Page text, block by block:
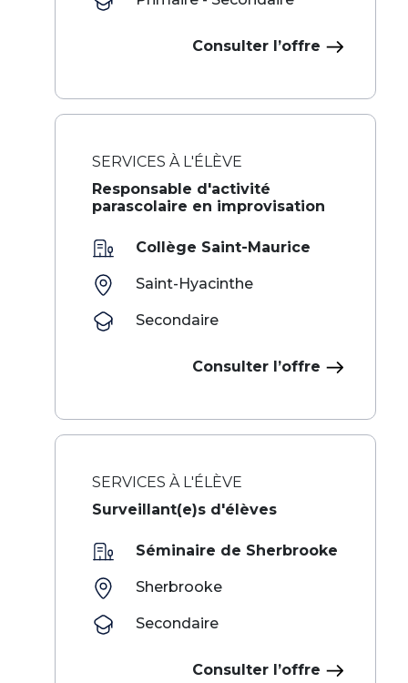
Consulter l’offre
SERVICES À L'ÉLÈVE
Responsable d'activité
parascolaire en improvisation
Collège Saint-Maurice
Saint-Hyacinthe
Secondaire
Consulter l’offre
SERVICES À L'ÉLÈVE
Surveillant(e)s d'élèves
Séminaire de Sherbrooke
Sherbrooke
Secondaire
Consulter l’offre